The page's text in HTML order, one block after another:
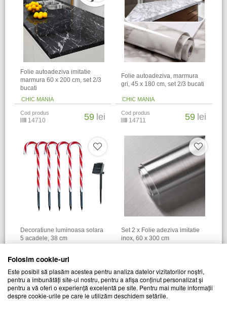
Folie autoadeziva imitatie
marmura 60 x 200 cm, set 2/3
bucati
CHIC MANIA
Cod produs
14710 59 lei
Folie autoadeziva, marmura
gri, 45 x 180 cm, set 2/3 bucati
CHIC MANIA
Cod produs
14711 59 lei
Decoratiune luminoasa solara
5 acadele, 38 cm
19554 61 lei
Set 2 x Folie adeziva imitatie
inox, 60 x 300 cm
21739 69 lei
Folosim cookie-uri
Este posibil să plasăm acestea pentru analiza datelor vizitatorilor noștri,
pentru a îmbunătăți site-ul nostru, pentru a afișa conținut personalizat și
pentru a vă oferi o experiență excelentă pe site. Pentru mai multe informații
despre cookie-urile pe care le utilizăm deschidem setările.